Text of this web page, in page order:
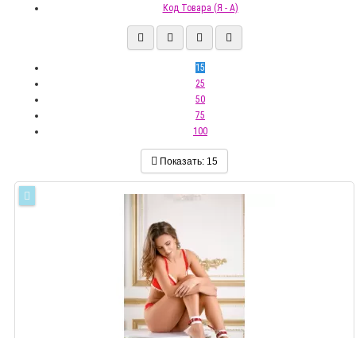
Код Товара (Я - А)
15
25
50
75
100
Показать: 15